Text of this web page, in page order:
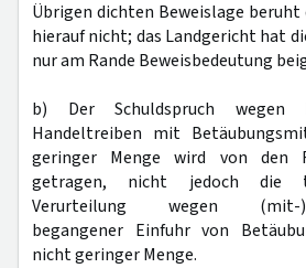
Übrigen dichten Beweislage
hierauf nicht; das Landgericht hat
nur am Rande Beweisbedeutung
b) Der Schuldspruch wegen
Handeltreiben mit
geringer Menge wird von den
getragen, nicht jedoch die
Verurteilung wegen (mit-
begangener Einfuhr von
nicht geringer Menge.